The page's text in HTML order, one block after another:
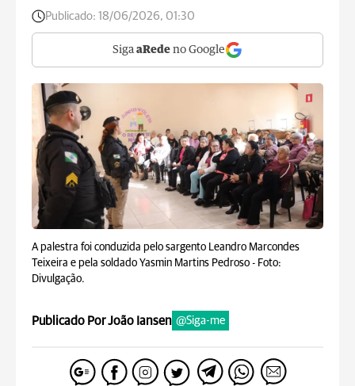
Publicado: 18/06/2026, 01:30
Siga aRede no Google
A palestra foi conduzida pelo sargento Leandro Marcondes
Teixeira e pela soldado Yasmin Martins Pedroso - Foto:
Divulgação.
Publicado Por João Iansen @Siga-me